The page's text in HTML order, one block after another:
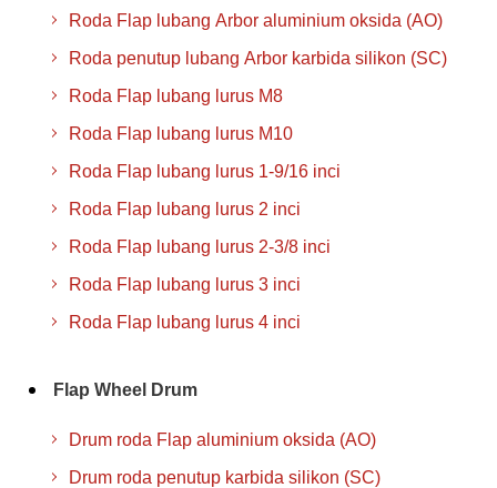
Roda Flap lubang Arbor aluminium oksida (AO)
Roda penutup lubang Arbor karbida silikon (SC)
Roda Flap lubang lurus M8
Roda Flap lubang lurus M10
Roda Flap lubang lurus 1-9/16 inci
Roda Flap lubang lurus 2 inci
Roda Flap lubang lurus 2-3/8 inci
Roda Flap lubang lurus 3 inci
Roda Flap lubang lurus 4 inci
Flap Wheel Drum
Drum roda Flap aluminium oksida (AO)
Drum roda penutup karbida silikon (SC)